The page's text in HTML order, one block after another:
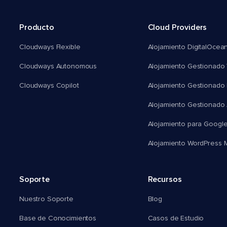
Producto
Cloudways Flexible
Cloudways Autonomous
Cloudways Copilot
Cloud Providers
Alojamiento
Alojamiento Gestionado
Alojamiento Gestionado
Alojamiento Gestionado
Alojamiento para
Alojamiento WordPress
Soporte
Nuestro Soporte
Base de Conocimientos
Recursos
Blog
Casos de Estudio